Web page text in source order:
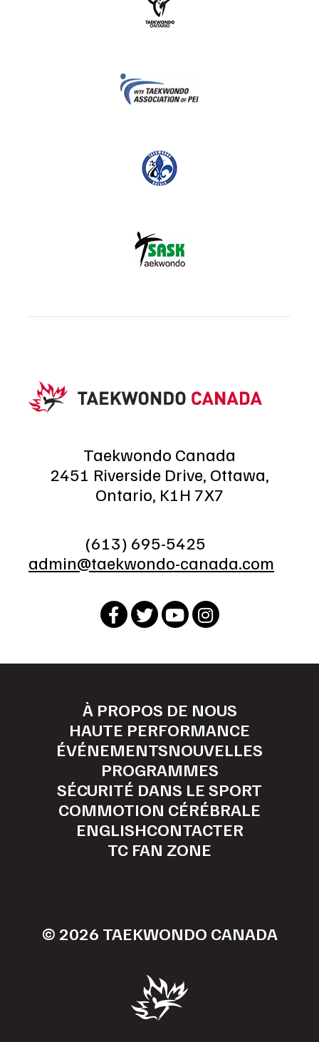
Taekwondo Canada
2451 Riverside Drive, Ottawa,
Ontario, K1H 7X7
(613) 695-5425
admin@taekwondo-canada.com
À PROPOS DE NOUS
HAUTE PERFORMANCE
ÉVÉNEMENTSNOUVELLES
PROGRAMMES
SÉCURITÉ DANS LE SPORT
COMMOTION CÉRÉBRALE
ENGLISHCONTACTER
TC FAN ZONE
© 2026 TAEKWONDO CANADA